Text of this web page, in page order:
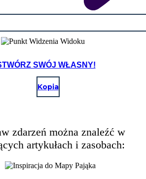
SWÓJ WŁASNY!
Kopia
zdarzeń można znaleźć w
artykułach i zasobach: